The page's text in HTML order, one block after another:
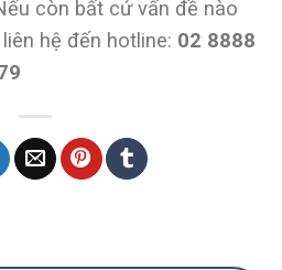
còn bất cứ vấn đề nào
hệ đến hotline: 02 8888